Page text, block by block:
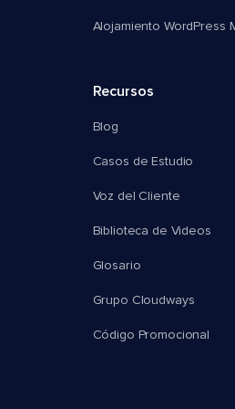
Alojamiento WordPress
Recursos
Blog
Casos de Estudio
Voz del Cliente
Biblioteca de Videos
Glosario
Grupo Cloudways
Código Promocional